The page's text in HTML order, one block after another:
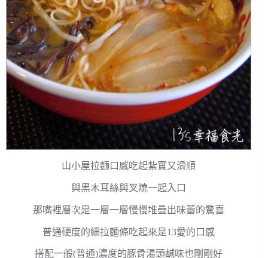
山小屋拉麵口感吃起紮實又滑順
與黑木耳絲與叉燒一起入口
那嘴裡層次是一層一層慢慢堆疊出味蕾的驚喜
普通硬度的細拉麵條吃起來是13愛的口感
搭配一般(普通)濃度的豚骨湯頭鹹味也剛剛好